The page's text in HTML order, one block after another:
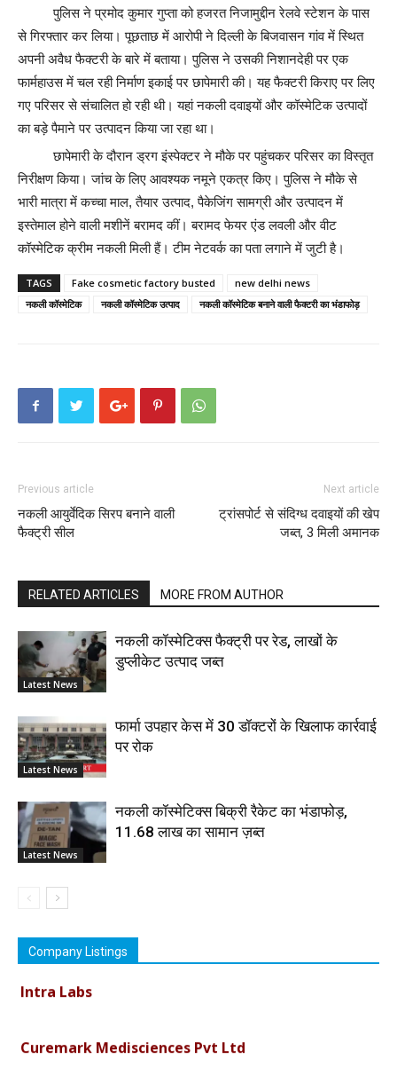
पुलिस ने प्रमोद कुमार गुप्ता को हजरत निजामुद्दीन रेलवे स्टेशन के पास
से गिरफ्तार कर लिया। पूछताछ में आरोपी ने दिल्ली के बिजवासन गांव में स्थित
अपनी अवैध फैक्टरी के बारे में बताया। पुलिस ने उसकी निशानदेही पर एक
फार्महाउस में चल रही निर्माण इकाई पर छापेमारी की। यह फैक्टरी किराए पर लिए
गए परिसर से संचालित हो रही थी। यहां नकली दवाइयों और कॉस्मेटिक उत्पादों
का बड़े पैमाने पर उत्पादन किया जा रहा था।
छापेमारी के दौरान ड्रग इंस्पेक्टर ने मौके पर पहुंचकर परिसर का विस्तृत
निरीक्षण किया। जांच के लिए आवश्यक नमूने एकत्र किए। पुलिस ने मौके से
भारी मात्रा में कच्चा माल, तैयार उत्पाद, पैकेजिंग सामग्री और उत्पादन में
इस्तेमाल होने वाली मशीनें बरामद कीं। बरामद फेयर एंड लवली और वीट
कॉस्मेटिक क्रीम नकली मिली हैं। टीम नेटवर्क का पता लगाने में जुटी है।
TAGS Fake cosmetic factory busted
new delhi news
नकली कॉस्मेटिक
नकली कॉस्मेटिक उत्पाद नकली कॉस्मेटिक बनाने वाली फैक्टरी का भंडाफोड़
Previous article
नकली आयुर्वेदिक सिरप बनाने वाली
फैक्ट्री सील
Next article
ट्रांसपोर्ट से संदिग्ध दवाइयों की खेप
जब्त, 3 मिली अमानक
RELATED ARTICLES MORE FROM AUTHOR
Latest News
नकली कॉस्मेटिक्स फैक्ट्री पर रेड, लाखों के
डुप्लीकेट उत्पाद जब्त
Latest News
फार्मा उपहार केस में 30 डॉक्टरों के खिलाफ कार्रवाई
पर रोक
Latest News
नकली कॉस्मेटिक्स बिक्री रैकेट का भंडाफोड़,
11.68 लाख का सामान ज़ब्त
Company Listings
Intra Labs
Curemark Medisciences Pvt Ltd